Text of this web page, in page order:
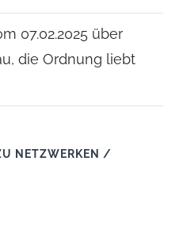
07.02.2025 über
die Ordnung liebt
NETZWERKEN /